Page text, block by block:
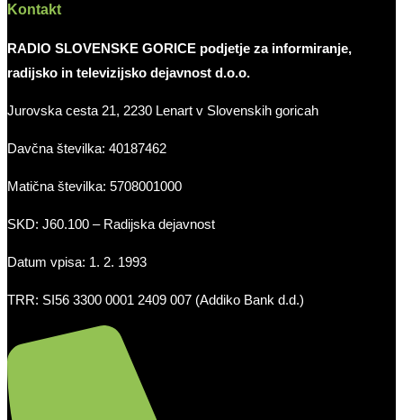
Kontakt
RADIO SLOVENSKE GORICE podjetje za informiranje,
radijsko in televizijsko dejavnost d.o.o.
Jurovska cesta 21, 2230 Lenart v Slovenskih goricah
Davčna številka: 40187462
Matična številka: 5708001000
SKD: J60.100 – Radijska dejavnost
Datum vpisa: 1. 2. 1993
TRR: SI56 3300 0001 2409 007 (Addiko Bank d.d.)